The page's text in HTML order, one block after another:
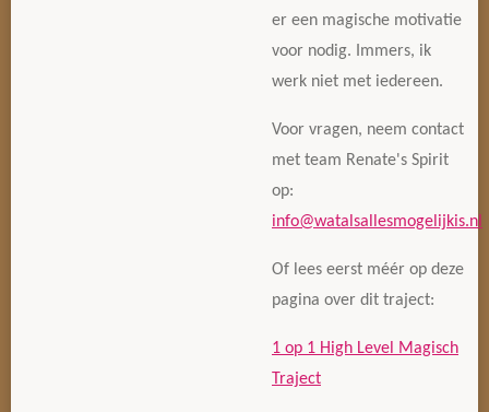
er een magische motivatie
voor nodig. Immers, ik
werk niet met iedereen.
Voor vragen, neem contact
met team Renate's Spirit
op:
info@watalsallesmogelijkis.nl
Of lees eerst méér op deze
pagina over dit traject:
1 op 1 High Level Magisch
Traject